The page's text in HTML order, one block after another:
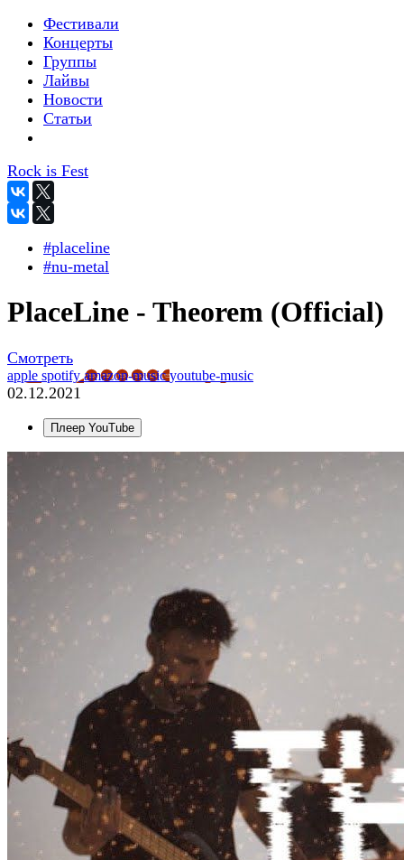
Фестивали
Концерты
Группы
Лайвы
Новости
Статьи
Rock is Fest
#placeline
#nu-metal
PlaceLine - Theorem (Official)
Смотреть
apple spotifyamazon-musicyoutube-music
02.12.2021
Плеер YouTube